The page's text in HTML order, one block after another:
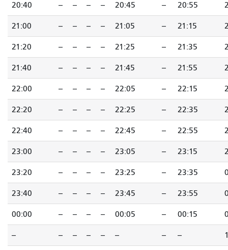
20:40 -- -- -- -- 20:45 -- 20:55
21:00 -- -- -- -- 21:05 -- 21:15
21:20 -- -- -- -- 21:25 -- 21:35
21:40 -- -- -- -- 21:45 -- 21:55
22:00 -- -- -- -- 22:05 -- 22:15
22:20 -- -- -- -- 22:25 -- 22:35
22:40 -- -- -- -- 22:45 -- 22:55
23:00 -- -- -- -- 23:05 -- 23:15
23:20 -- -- -- -- 23:25 -- 23:35
23:40 -- -- -- -- 23:45 -- 23:55
00:00 -- -- -- -- 00:05 -- 00:15
-- -- -- -- -- -- -- --